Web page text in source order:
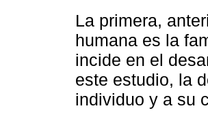
La primera,
humana es la
incide en el
este estudio, la
individuo y a su